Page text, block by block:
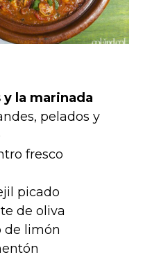
y la marinada
pelados y
fresco
picado
de oliva
de limón